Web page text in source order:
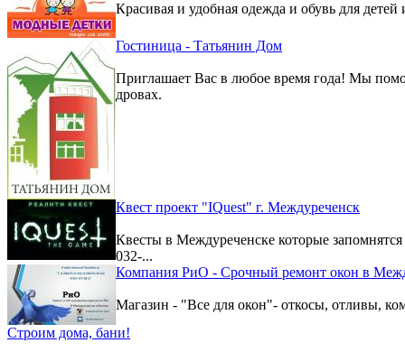
Красивая и удобная одежда и обувь для детей
Гостиница - Татьянин Дом
Приглашает Вас в любое время года! Мы
дровах.
Квест проект "IQuest" г. Междуреченск
Квесты в Междуреченске которые
032-...
Компания РиО - Срочный ремонт окон в
Магазин - "Все для окон"- откосы, отливы,
Строим дома, бани!